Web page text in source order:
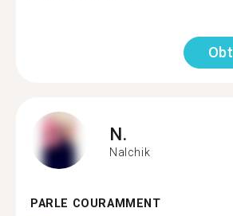
N.
Nalchik
PARLE COURAMMENT